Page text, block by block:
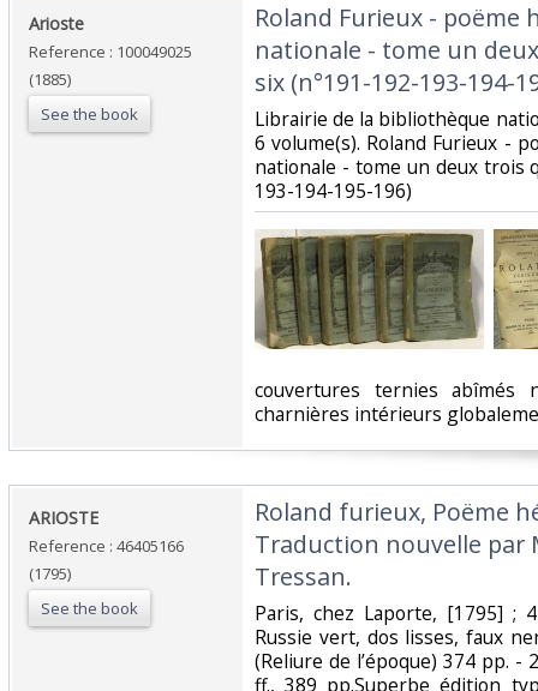
‎Arioste‎
Reference : 100049025
(1885)
See the book
‎Roland Furieux -
nationale - tome un
six (n°191-192-193-194-
‎Librairie de la bibliothèque
6 volume(s). Roland Furieux -
nationale - tome un deux trois
193-194-195-196)‎
‎couvertures ternies abîmés
charnières intérieurs
‎ARIOSTE‎
Reference : 46405166
(1795)
See the book
‎Roland furieux, Poëme
Traduction nouvelle par
Tressan.‎
‎Paris, chez Laporte, [1795] ;
Russie vert, dos lisses, faux
(Reliure de l’époque) 374 pp. -
ff., 389 pp.Superbe édition